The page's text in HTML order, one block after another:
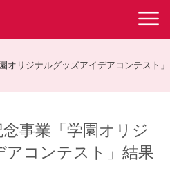
オリジナルグッズアイデアコンテスト」
事業「学園オリジ
コンテスト」結果